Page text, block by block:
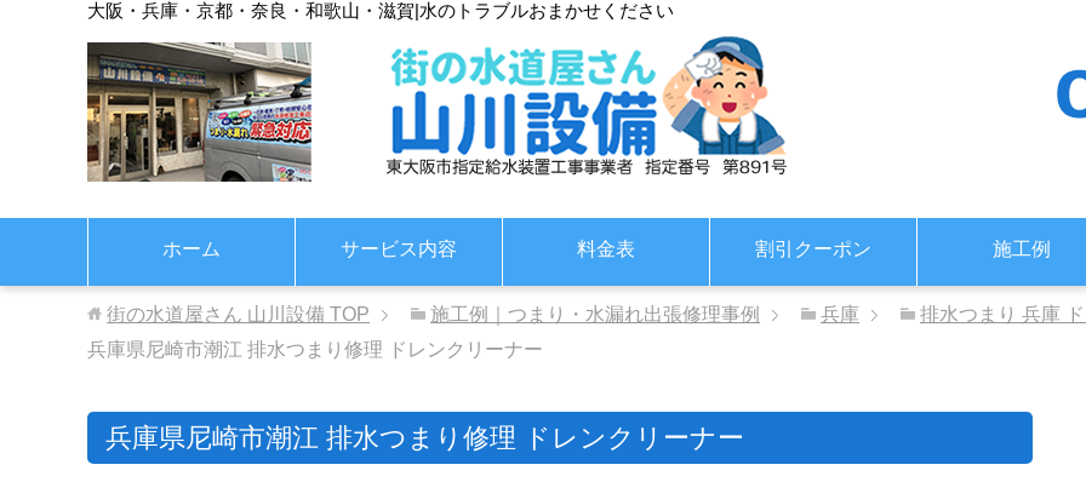
大阪・兵庫・京都・奈良・和歌山・滋賀|水のトラブルおまかせください
ホーム サービス内容 料金表 割引クーポン 施工例
街の水道屋さん 山川設備 TOP 施工例｜つまり・水漏れ出張修理事例 兵庫
排水つまり 兵庫
兵庫県尼崎市潮江 排水つまり修理 ドレンクリーナー
兵庫県尼崎市潮江 排水つまり修理 ドレンクリーナー